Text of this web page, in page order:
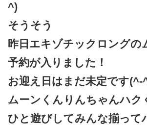
^)
そうそう
昨日エキゾチックロングの
予約が入りました！
お迎え日はまだ未定です(^-
ムーンくんりんちゃんハク
ひと遊びしてみんな揃って